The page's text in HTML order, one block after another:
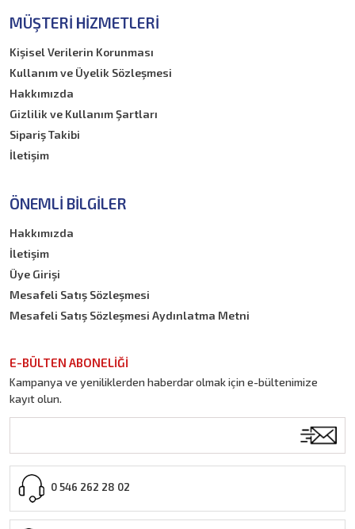
MÜŞTERI HIZMETLERI
Kişisel Verilerin Korunması
Kullanım ve Üyelik Sözleşmesi
Hakkımızda
Gizlilik ve Kullanım Şartları
Sipariş Takibi
İletişim
ÖNEMLI BILGILER
Hakkımızda
İletişim
Üye Girişi
Mesafeli Satış Sözleşmesi
Mesafeli Satış Sözleşmesi Aydınlatma Metni
E-BÜLTEN ABONELİĞİ
Kampanya ve yeniliklerden haberdar olmak için e-bültenimize
kayıt olun.
0 546 262 28 02